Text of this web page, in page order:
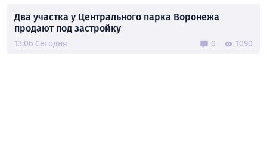
Два участка у Центрального парка Воронежа
продают под застройку
13:06 Сегодня 0 1090